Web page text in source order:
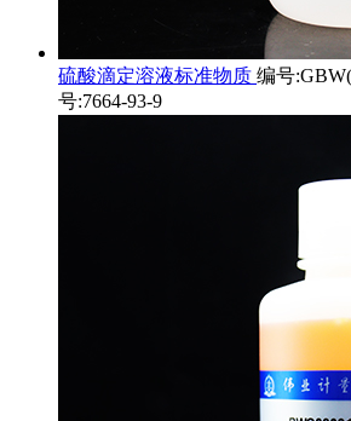
硫酸滴定溶液标准物质 编号
号:7664-93-9